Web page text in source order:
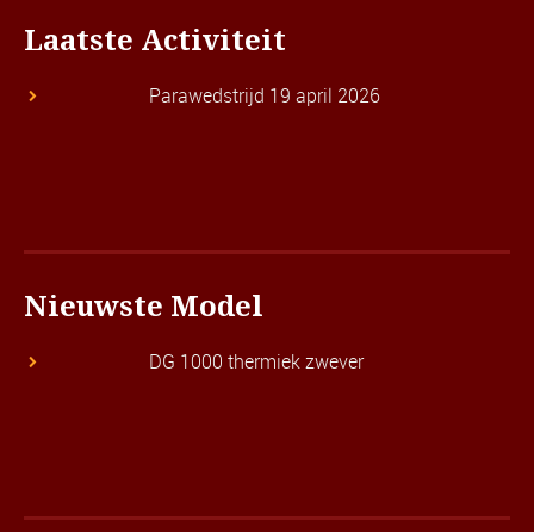
Laatste Activiteit
Parawedstrijd 19 april 2026
Nieuwste Model
DG 1000 thermiek zwever